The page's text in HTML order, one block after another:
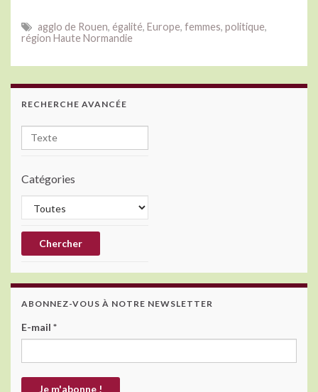
e
b
o
o
k
itt
er
ke
dI
n
agglo de Rouen, égalité, Europe, femmes, politique,
région Haute Normandie
RECHERCHE AVANCÉE
Catégories
ABONNEZ-VOUS À NOTRE NEWSLETTER
E-mail *